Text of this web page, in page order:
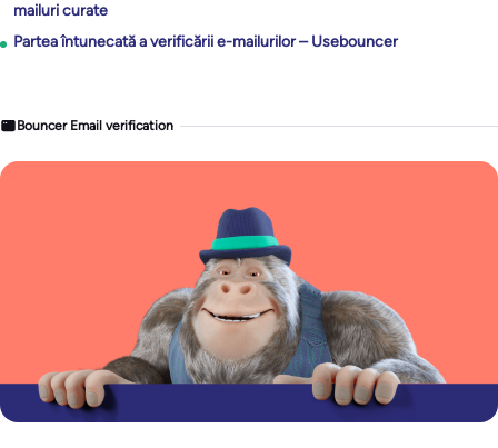
mailuri curate
Partea întunecată a verificării e-mailurilor – Usebouncer
Bouncer Email verification